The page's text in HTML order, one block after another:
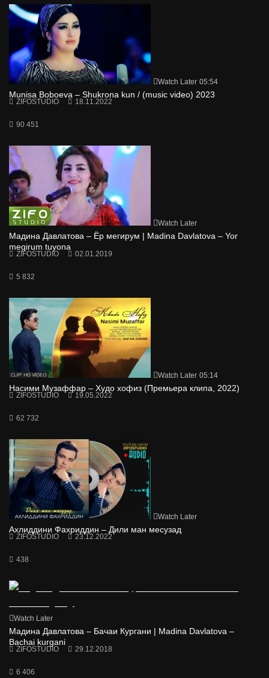
Watch Later 05:54
Munisa Boboeva – Shukrona kun / (music video) 2023
ZIFOSTUDIO 18.11.2022
90 451
Watch Later
Мадина Давлатова – Ёр мегирум | Madina Davlatova – Yor
megirum tuyona
ZIFOSTUDIO 02.01.2019
5 832
Watch Later 05:14
Насими Музаффар – Худо хофиз (Премьера клипа, 2022)
ZIFOSTUDIO 19.05.2022
62 732
Watch Later
Ахлиддини Фахриддин – Дили ман месузад
ZIFOSTUDIO 23.12.2022
438
Watch Later
Мадина Давлатова – Бачаи Кургани | Madina Davlatova –
Bachai kurgani
ZIFOSTUDIO 29.12.2018
6 406